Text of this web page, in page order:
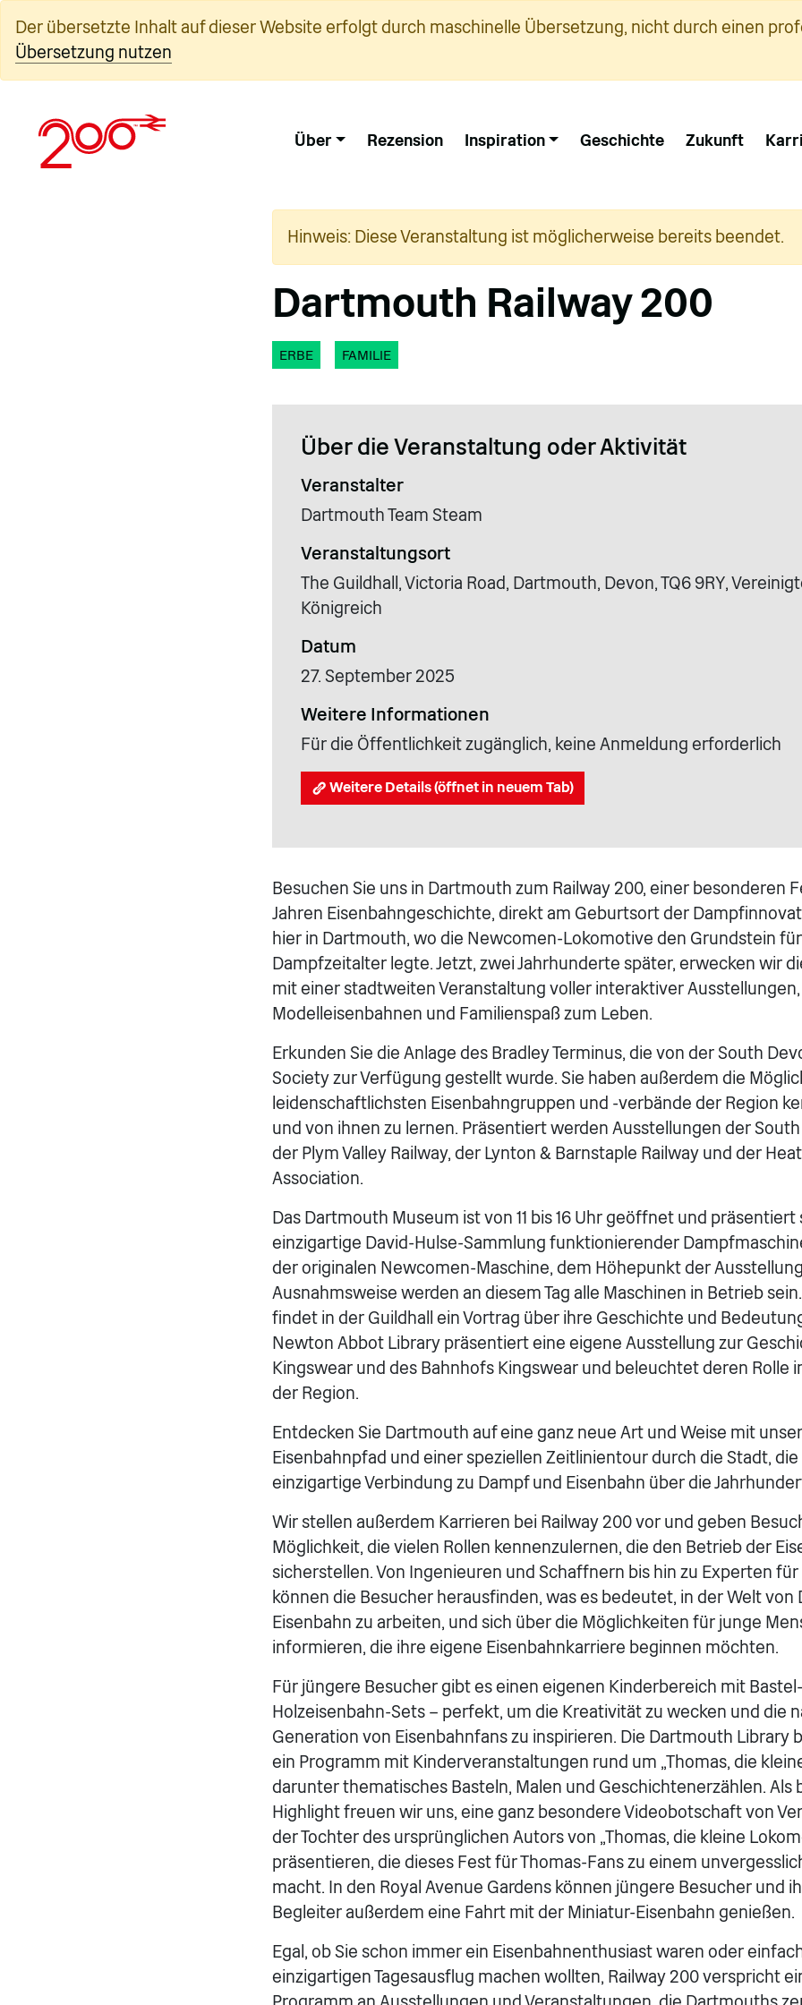
Inhalt
springen
Der übersetzte Inhalt auf dieser Website erfolgt durch maschinelle Übersetzung, nicht durch einen
Übersetzung nutzen
Über Rezension Inspiration Geschichte Zukunft
Hinweis: Diese Veranstaltung ist möglicherweise bereits beendet.
Dartmouth Railway 200
ERBE FAMILIE
Über die Veranstaltung oder Aktivität
Veranstalter
Dartmouth Team Steam
Veranstaltungsort
The Guildhall, Victoria Road, Dartmouth, Devon, TQ6 9RY,
Königreich
Datum
27. September 2025
Weitere Informationen
Für die Öffentlichkeit zugänglich, keine Anmeldung erforderlich
Weitere Details (öffnet in neuem Tab)
Besuchen Sie uns in Dartmouth zum Railway 200, einer besonderen
Jahren Eisenbahngeschichte, direkt am Geburtsort der
hier in Dartmouth, wo die Newcomen-Lokomotive den Grundstein
Dampfzeitalter legte. Jetzt, zwei Jahrhunderte später, erwecken wir
mit einer stadtweiten Veranstaltung voller interaktiver Ausstellungen,
Modelleisenbahnen und Familienspaß zum Leben.
Erkunden Sie die Anlage des Bradley Terminus, die von der South
Society zur Verfügung gestellt wurde. Sie haben außerdem die
leidenschaftlichsten Eisenbahngruppen und -verbände der Region
und von ihnen zu lernen. Präsentiert werden Ausstellungen der
der Plym Valley Railway, der Lynton & Barnstaple Railway und der
Association.
Das Dartmouth Museum ist von 11 bis 16 Uhr geöffnet und präsentiert
einzigartige David-Hulse-Sammlung funktionierender
der originalen Newcomen-Maschine, dem Höhepunkt der
Ausnahmsweise werden an diesem Tag alle Maschinen in Betrieb
findet in der Guildhall ein Vortrag über ihre Geschichte und
Newton Abbot Library präsentiert eine eigene Ausstellung zur
Kingswear und des Bahnhofs Kingswear und beleuchtet deren Rolle
der Region.
Entdecken Sie Dartmouth auf eine ganz neue Art und Weise mit
Eisenbahnpfad und einer speziellen Zeitlinientour durch die Stadt,
einzigartige Verbindung zu Dampf und Eisenbahn über die
Wir stellen außerdem Karrieren bei Railway 200 vor und geben
Möglichkeit, die vielen Rollen kennenzulernen, die den Betrieb der
sicherstellen. Von Ingenieuren und Schaffnern bis hin zu Experten
können die Besucher herausfinden, was es bedeutet, in der Welt von
Eisenbahn zu arbeiten, und sich über die Möglichkeiten für junge
informieren, die ihre eigene Eisenbahnkarriere beginnen möchten.
Für jüngere Besucher gibt es einen eigenen Kinderbereich mit
Holzeisenbahn-Sets – perfekt, um die Kreativität zu wecken und die
Generation von Eisenbahnfans zu inspirieren. Die Dartmouth Library
ein Programm mit Kinderveranstaltungen rund um „Thomas, die
darunter thematisches Basteln, Malen und Geschichtenerzählen. Als
Highlight freuen wir uns, eine ganz besondere Videobotschaft von
der Tochter des ursprünglichen Autors von „Thomas, die kleine
präsentieren, die dieses Fest für Thomas-Fans zu einem
macht. In den Royal Avenue Gardens können jüngere Besucher und
Begleiter außerdem eine Fahrt mit der Miniatur-Eisenbahn genießen.
Egal, ob Sie schon immer ein Eisenbahnenthusiast waren oder
einzigartigen Tagesausflug machen wollten, Railway 200 verspricht